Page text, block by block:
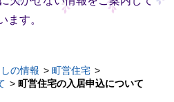
ます。
の情報
町営住宅
町営住宅の入居申込について